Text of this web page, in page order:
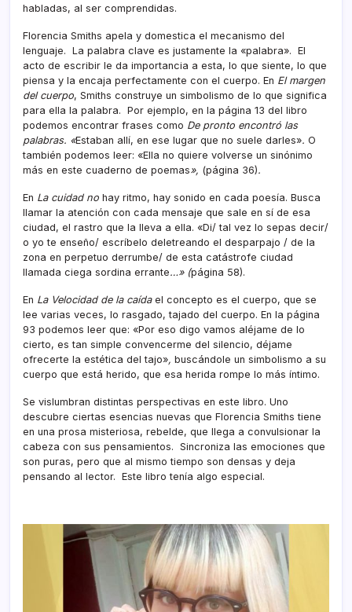
habladas, al ser comprendidas.
Florencia Smiths apela y domestica el mecanismo del
lenguaje. La palabra clave es justamente la «palabra». El
acto de escribir le da importancia a esta, lo que siente, lo que
piensa y la encaja perfectamente con el cuerpo. En El margen
del cuerpo, Smiths construye un simbolismo de lo que significa
para ella la palabra. Por ejemplo, en la página 13 del libro
podemos encontrar frases como De pronto encontró las
palabras. «Estaban allí, en ese lugar que no suele darles». O
también podemos leer: «Ella no quiere volverse un sinónimo
más en este cuaderno de poemas», (página 36).
En La cuidad no hay ritmo, hay sonido en cada poesía. Busca
llamar la atención con cada mensaje que sale en sí de esa
ciudad, el rastro que la lleva a ella. «Di/ tal vez lo sepas decir/
o yo te enseño/ escríbelo deletreando el desparpajo / de la
zona en perpetuo derrumbe/ de esta catástrofe ciudad
llamada ciega sordina errante…» (página 58).
En La Velocidad de la caída el concepto es el cuerpo, que se
lee varias veces, lo rasgado, tajado del cuerpo. En la página
93 podemos leer que: «Por eso digo vamos aléjame de lo
cierto, es tan simple convencerme del silencio, déjame
ofrecerte la estética del tajo», buscándole un simbolismo a su
cuerpo que está herido, que esa herida rompe lo más íntimo.
Se vislumbran distintas perspectivas en este libro. Uno
descubre ciertas esencias nuevas que Florencia Smiths tiene
en una prosa misteriosa, rebelde, que llega a convulsionar la
cabeza con sus pensamientos. Sincroniza las emociones que
son puras, pero que al mismo tiempo son densas y deja
pensando al lector. Este libro tenía algo especial.